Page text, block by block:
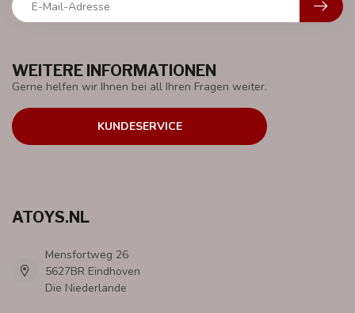
WEITERE INFORMATIONEN
Gerne helfen wir Ihnen bei all Ihren Fragen weiter.
KUNDESERVICE
ATOYS.NL
Mensfortweg 26
5627BR Eindhoven
Die Niederlande